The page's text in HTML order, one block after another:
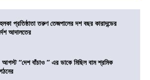
প্রতিষ্ঠাতা তরুণ তেজপালের দশ বছর কারাদন্ডের
আদালতের
আগস্ট “দেশ বাঁচাও ” এর ডাকে মিছিল বাম শ্রমিক